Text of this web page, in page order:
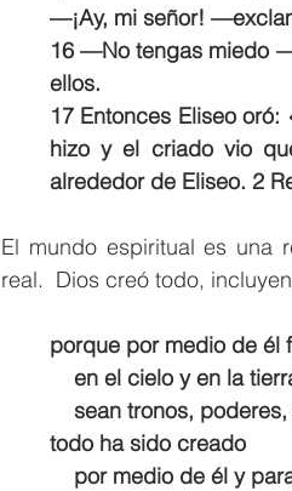
—¡Ay, mi señor!
16 —No tengas miedo
ellos.
17 Entonces Eliseo
hizo y el criado vio
alrededor de Eliseo. 2
El mundo espiritual es una
real.  Dios creó todo,
porque por medio de él
en el cielo y en la
sean tronos,
todo ha sido creado
por medio de él y